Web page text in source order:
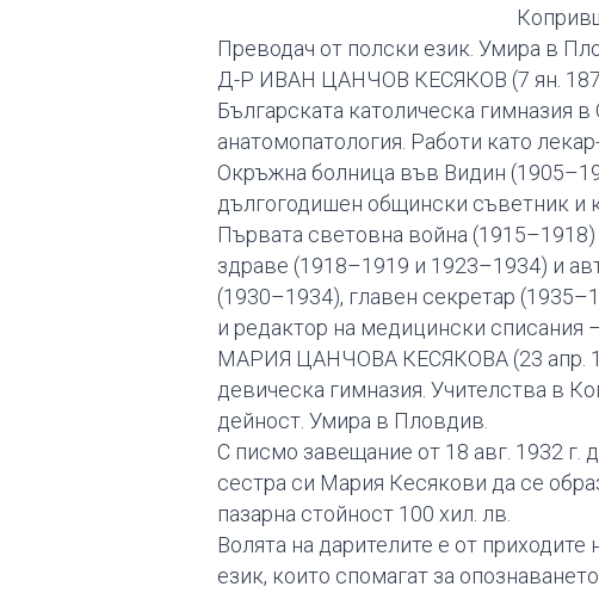
Преводач от полски език. Умира в
Д-Р ИВАН ЦАНЧОВ КЕСЯКОВ (7 ян.
Българската католическа гимназия
анатомопатология. Работи като
Окръжна болница във Видин
дългогодишен общински съветник и
Първата световна война
здраве (1918–1919 и 1923–1934) и
(1930–1934), главен секретар
и редактор на медицински списания
МАРИЯ ЦАНЧОВА КЕСЯКОВА (23 апр.
девическа гимназия. Учителства в
дейност. Умира в Пловдив.
С писмо завещание от 18 авг. 1932 г.
сестра си Мария Кесякови да се
пазарна стойност 100 хил. лв.
Волята на дарителите е от
език, които спомагат за